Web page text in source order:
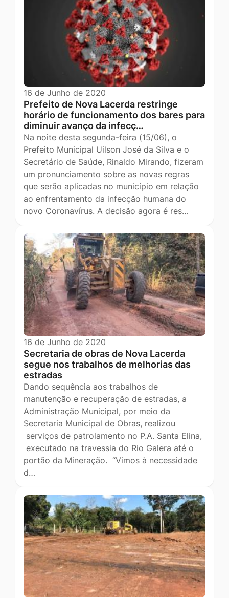
16 de Junho de 2020
Prefeito de Nova Lacerda restringe
horário de funcionamento dos bares para
diminuir avanço da infecç…
Na noite desta segunda-feira (15/06), o
Prefeito Municipal Uilson José da Silva e o
Secretário de Saúde, Rinaldo Mirando, fizeram
um pronunciamento sobre as novas regras
que serão aplicadas no município em relação
ao enfrentamento da infecção humana do
novo Coronavírus. A decisão agora é res…
16 de Junho de 2020
Secretaria de obras de Nova Lacerda
segue nos trabalhos de melhorias das
estradas
Dando sequência aos trabalhos de
manutenção e recuperação de estradas, a
Administração Municipal, por meio da
Secretaria Municipal de Obras, realizou
serviços de patrolamento no P.A. Santa Elina,
executado na travessia do Rio Galera até o
portão da Mineração. “Vimos à necessidade
d…